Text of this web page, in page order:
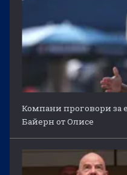
Компани проговори за
Байерн от Олисе